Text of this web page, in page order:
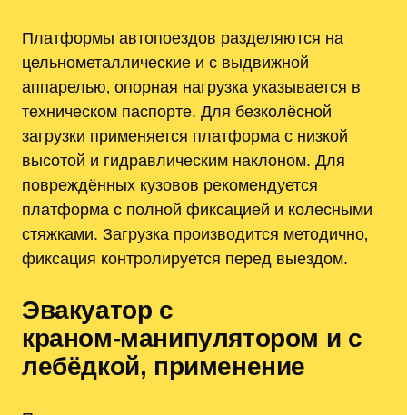
Платформы автопоездов разделяются на
цельнометаллические и с выдвижной
аппарелью‚ опорная нагрузка указывается в
техническом паспорте. Для безколёсной
загрузки применяется платформа с низкой
высотой и гидравлическим наклоном. Для
повреждённых кузовов рекомендуется
платформа с полной фиксацией и колесными
стяжками. Загрузка производится методично‚
фиксация контролируется перед выездом.
Эвакуатор с
краном‑манипулятором и с
лебёдкой, применение